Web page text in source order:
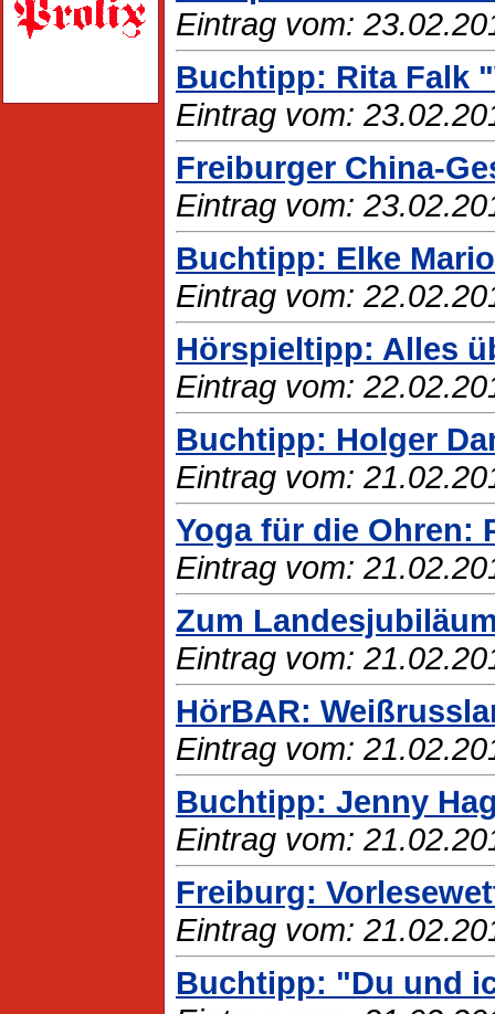
Eintrag vom:
Buchtipp: Rita Falk
Eintrag vom:
Freiburger China-
Eintrag vom:
Buchtipp: Elke
Eintrag vom:
Hörspieltipp: Alles
Eintrag vom:
Buchtipp: Holger
Eintrag vom:
Yoga für die Ohren:
Eintrag vom:
Zum
Eintrag vom:
HörBAR:
Eintrag vom:
Buchtipp: Jenny
Eintrag vom:
Freiburg:
Eintrag vom:
Buchtipp: "Du und